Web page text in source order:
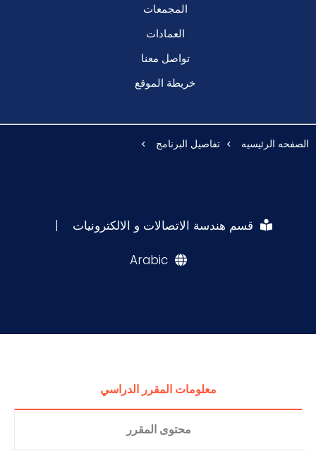
المجمعات
العمادات
تواصل معنا
خريطة الموقع
الصفحه الرئيسيه تفاصيل البرنامج
قسم هندسة الاتصالات و الالكترونيات |
Arabic
معلومات المقرر الدراسي
محتوى المقرر